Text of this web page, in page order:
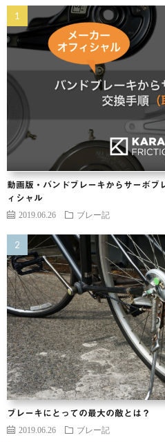
動画版・バンドブレーキからサーボブ
ィシャル
2019.06.26 ブレー記
ブレーキにとっての最大の敵とは？
2019.06.26 ブレー記